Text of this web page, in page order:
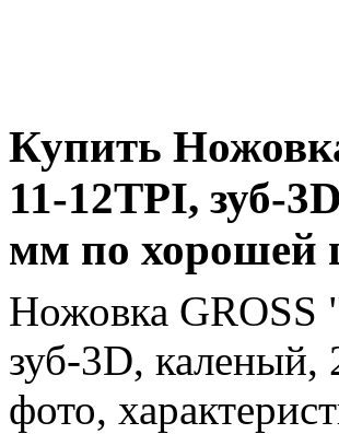
Купить
11-12TPI, зуб-
мм по хорошей
Ножовка GROSS
зуб-3D, каленый,
фото,